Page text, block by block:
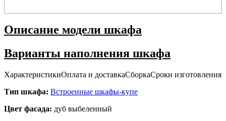
Описание модели шкафа
Варианты наполнения шкафа
ХарактеристикиОплата и доставкаСборкаСроки изготовления
Тип шкафа: Встроенные шкафы-купе
Цвет фасада: дуб выбеленный